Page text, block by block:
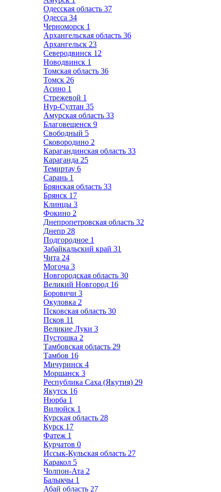
Одесская область 37
Одесса 34
Черноморск 1
Архангельская область 36
Архангельск 23
Северодвинск 12
Новодвинск 1
Томская область 36
Томск 26
Асино 1
Стрежевой 1
Нур-Султан 35
Амурская область 33
Благовещенск 9
Свободный 5
Сковородино 2
Карагандинская область 33
Караганда 25
Темиртау 6
Сарань 1
Брянская область 33
Брянск 17
Клинцы 3
Фокино 2
Днепропетровская область 32
Днепр 28
Подгородное 1
Забайкальский край 31
Чита 24
Могоча 3
Новгородская область 30
Великий Новгород 16
Боровичи 3
Окуловка 2
Псковская область 30
Псков 11
Великие Луки 3
Пустошка 2
Тамбовская область 29
Тамбов 16
Мичуринск 4
Моршанск 3
Республика Саха (Якутия) 29
Якутск 16
Нюрба 1
Вилюйск 1
Курская область 28
Курск 17
Фатеж 1
Курчатов 0
Иссык-Кульская область 27
Каракол 5
Чолпон-Ата 2
Балыкчы 1
Абай область 27